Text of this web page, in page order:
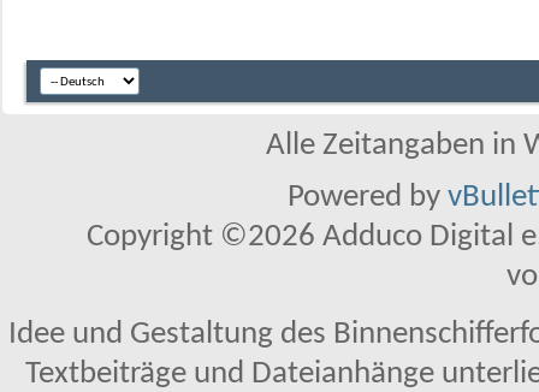
Alle Zeitangaben in
Powered by
Copyright ©2026 Adduco Digital
Idee und Gestaltung des
Textbeiträge und Dateianhänge